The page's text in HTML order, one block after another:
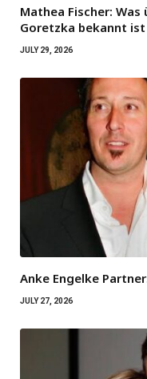
Mathea Fischer: Was
Goretzka bekannt ist
JULY 29, 2026
Anke Engelke
JULY 27, 2026